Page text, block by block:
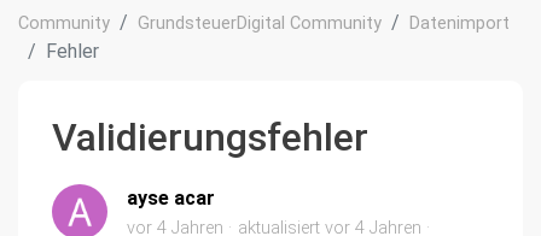
Community GrundsteuerDigital Community Datenimport
Fehler
Validierungsfehler
ayse acar
vor 4 Jahren aktualisiert vor 4 Jahren